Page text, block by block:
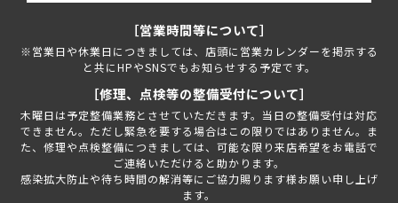
［営業時間等について］
※営業日や休業日につきましては、店頭に営業カレンダーを掲示する
と共にHPやSNSでもお知らせする予定です。
［修理、点検等の整備受付について］
木曜日は予定整備業務とさせていただきます。当日の整備受付は対応
できません。ただし緊急を要する場合はこの限りではありません。ま
た、修理や点検整備につきましては、可能な限り来店希望をお電話で
ご連絡いただけると助かります。
感染拡大防止や待ち時間の解消等にご協力賜ります様お願い申し上げ
ます。